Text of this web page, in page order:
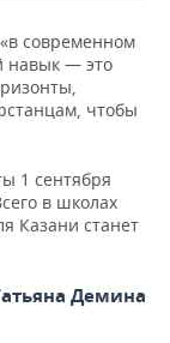
современном
навык — это
чтобы
1 сентября
в школах
Казани станет
Демина